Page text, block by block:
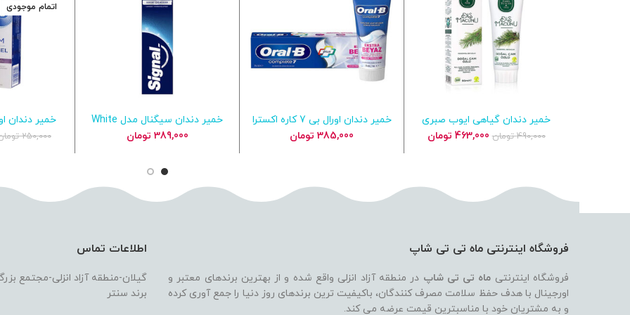
افزودن به سبد خرید
خمیر دندان گیاهی ایوب صبری
عصاره میوه کاج سفیدکننده روزانه
490,000 تومان قیمت
463,000 تومان
افزودن به سبد خریدخمیر دندان اورال بی 7 کاره اکسترا
وایت حجم 75 میل Oral_B
Complete 7 Plus Extra White
385,000 تومان
افزودن به سبد خرید خمیر دندان سیگنال مدل White
Now سفیدکننده فوری و جرم‌گیر
ملایم
389,000 تومان
اتمام موجودی
250,000
فروشگاه اینترنتی ماه تی تی شاپ
فروشگاه اینترنتی ماه تی تی شاپ در منطقه آزاد انزلی واقع شده و از بهترین برندهای معتبر و
اورجینال با هدف حفظ سلامت مصرف کنندگان، باکیفیت ترین برندهای روز دنیا را جمع آوری کرده
و به مشتریان خود با مناسبترین قیمت عرضه می کند.
اطلاعات تماس
گیلان-منطقه آزاد انزلی-مجتمع
برند سنتر